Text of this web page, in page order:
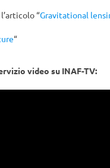
“Gravitational
“
video su INAF-TV: